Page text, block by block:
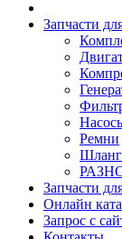
Запчасти
Ремни
Запчасти
Онлайн
Запрос с